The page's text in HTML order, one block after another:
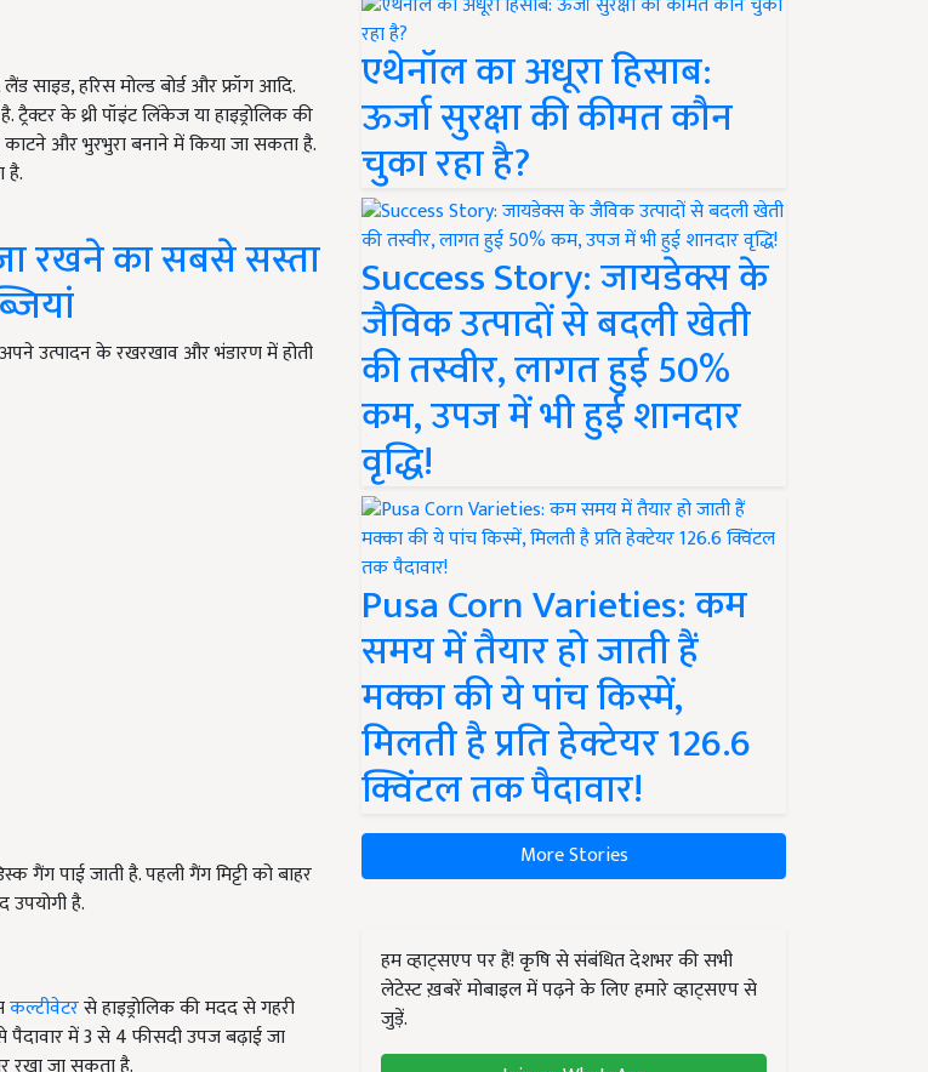
साइड, हरिस मोल्ड बोर्ड और फ्रॉग आदि.
के थ्री पॉइंट लिंकेज या हाइड्रोलिक की
काटने और भुरभुरा बनाने में किया जा सकता है.
है.
रखने का सबसे सस्ता
उत्पादन के रखरखाव और भंडारण में होती
गैंग पाई जाती है. पहली गैंग मिट्टी को बाहर
है.
कल्टीवेटरसे हाइड्रोलिक की मदद से गहरी
में 3 से 4 फीसदी उपज बढ़ाई जा
एथेनॉल का अधूरा हिसाब:
ऊर्जा सुरक्षा की कीमत कौन
चुका रहा है?
Success Story: जायडेक्स के
जैविक उत्पादों से बदली खेती
की तस्वीर, लागत हुई 50%
कम, उपज में भी हुई शानदार
वृद्धि!
Pusa Corn Varieties: कम
समय में तैयार हो जाती हैं
मक्का की ये पांच किस्में,
मिलती है प्रति हेक्टेयर 126.6
क्विंटल तक पैदावार!
More Stories
हम व्हाट्सएप पर हैं! कृषि से संबंधित देशभर की सभी
लेटेस्ट ख़बरें मोबाइल में पढ़ने के लिए हमारे व्हाट्सएप से
जुड़ें.